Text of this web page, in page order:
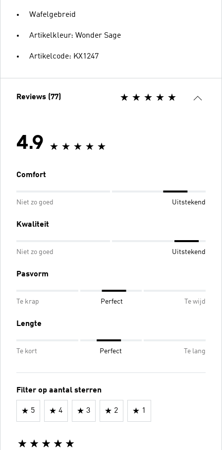
Wafelgebreid
Artikelkleur: Wonder Sage
Artikelcode: KX1247
Reviews (77)
4.9
Comfort
Niet zo goed Uitstekend
Kwaliteit
Niet zo goed Uitstekend
Pasvorm
Te krap Perfect Te wijd
Lengte
Te kort Perfect Te lang
Filter op aantal sterren
5 4 3 2 1